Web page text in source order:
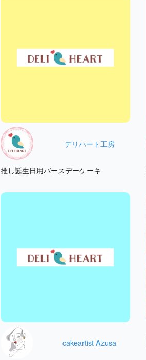
デリハート工房
推し誕生日用バースデーケーキ
cakeartist Azusa